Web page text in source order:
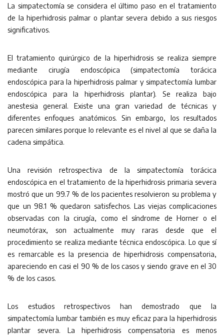
La simpatectomía se considera el último paso en el tratamiento
de la hiperhidrosis palmar o plantar severa debido a sus riesgos
significativos.
El tratamiento quirúrgico de la hiperhidrosis se realiza siempre
mediante cirugía endoscópica (simpatectomía torácica
endoscópica para la hiperhidrosis palmar y simpatectomía lumbar
endoscópica para la hiperhidrosis plantar). Se realiza bajo
anestesia general. Existe una gran variedad de técnicas y
diferentes enfoques anatómicos. Sin embargo, los resultados
parecen similares porque lo relevante es el nivel al que se daña la
cadena simpática.
Una revisión retrospectiva de la simpatectomía torácica
endoscópica en el tratamiento de la hiperhidrosis primaria severa
mostró que un 99.7 % de los pacientes resolvieron su problema y
que un 98.1 % quedaron satisfechos. Las viejas complicaciones
observadas con la cirugía, como el síndrome de Horner o el
neumotórax, son actualmente muy raras desde que el
procedimiento se realiza mediante técnica endoscópica. Lo que sí
es remarcable es la presencia de hiperhidrosis compensatoria,
apareciendo en casi el 90 % de los casos y siendo grave en el 30
% de los casos.
Los estudios retrospectivos han demostrado que la
simpatectomía lumbar también es muy eficaz para la hiperhidrosis
plantar severa. La hiperhidrosis compensatoria es menos